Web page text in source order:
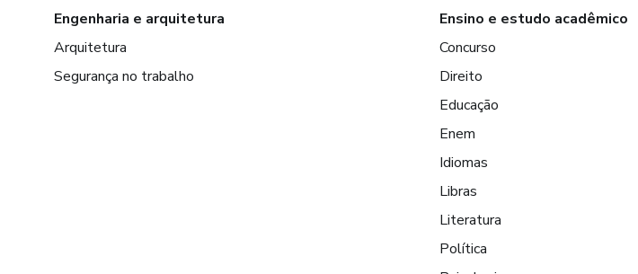
Engenharia e arquitetura
Arquitetura
Segurança no trabalho
Ensino e estudo acadêmico
Concurso
Direito
Educação
Enem
Idiomas
Libras
Literatura
Política